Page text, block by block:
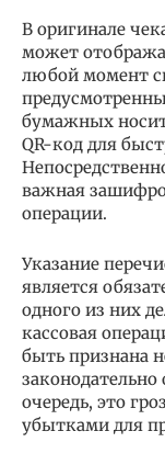
В оригинале
может
любой момент
бумажных
QR-код для
важная
операции.
Указание
является
одного из них
кассовая
быть признана
очередь, это
убытками для